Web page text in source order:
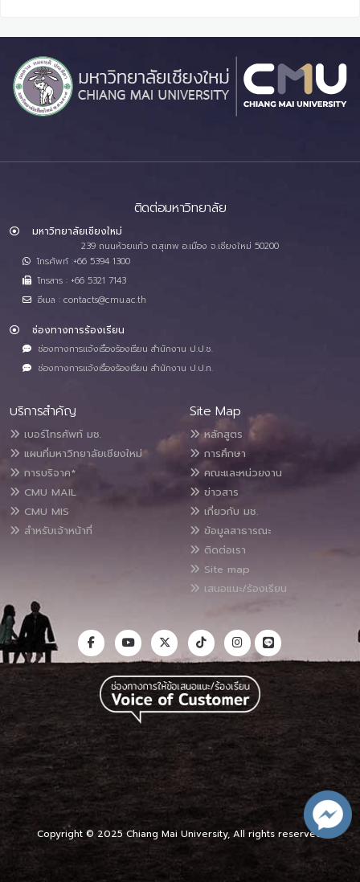
ติดต่อมหาวิทยาลัย
มหาวิทยาลัยเชียงใหม่
239 ถนนห้วยแก้ว ต.สุเทพ อ.เมือง จ.เชียงใหม่ 50200
โทรศัพท์ :+66 5394 1300
โทรสาร : +66 5321 7143
อีเมล : contacts@cmu.ac.th
ช่องทางการร้องเรียน
ช่องทางการแจ้งเรื่องร้องเรียน สำนักงาน ป.ป.ช.
ช่องทางการแจ้งเรื่องร้องเรียน สำนักงาน ป.ป.ท.
บริการสำคัญ
เบอร์โทรศัพท์ มช.
แผนที่มหาวิทยาลัยเชียงใหม่
การบริจาค*
CMU MAIL
CMU MIS
สำหรับเจ้าหน้าที่
Site Map
หลักสูตร
การศึกษา
คณะและหน่วยงาน
ข่าวสาร
เกี่ยวกับ มช.
ข้อมูลสาธารณะ
ติดต่อเรา
Site map
เสนอแนะ/ร้องเรียน
Copyright © 2025 Chiang Mai University, All rights reserved.